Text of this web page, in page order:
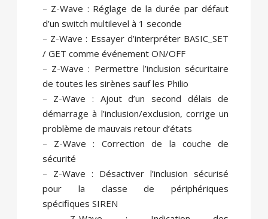
– Z-Wave : Réglage de la durée par défaut
d’un switch multilevel à 1 seconde
– Z-Wave : Essayer d’interpréter BASIC_SET
/ GET comme événement ON/OFF
– Z-Wave : Permettre l’inclusion sécuritaire
de toutes les sirènes sauf les Philio
– Z-Wave : Ajout d’un second délais de
démarrage à l’inclusion/exclusion, corrige un
problème de mauvais retour d’états
– Z-Wave : Correction de la couche de
sécurité
– Z-Wave : Désactiver l’inclusion sécurisé
pour la classe de périphériques
spécifiques SIREN